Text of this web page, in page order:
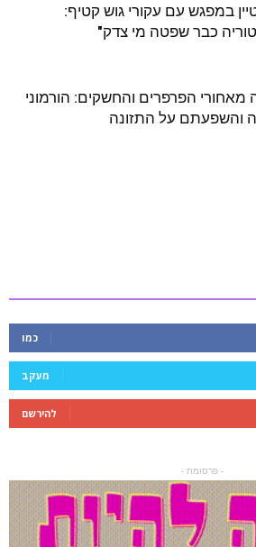
במפגש עם עקורי גוש קטיף:
כבר שפטה מי צדק"
מאחורי הפרפרים והחשקים: הורמוני
והשפעתם על התזונה
כמו
מעקב
להירשם
- פרסומת -